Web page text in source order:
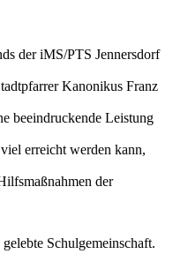
der iMS/PTS Jennersdorf
Kanonikus Franz
beeindruckende Leistung
erreicht werden kann,
der
Schulgemeinschaft.